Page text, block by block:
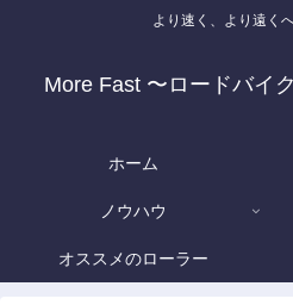
より速く、より遠く
More Fast 〜ロードバイ
ホーム
ノウハウ
オススメのローラー